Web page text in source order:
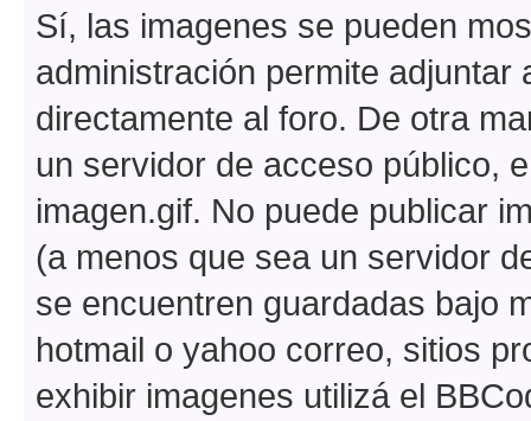
Sí, las imagenes se pueden
administración permite
directamente al foro. De otra
un servidor de acceso público,
imagen.gif. No puede publicar
(a menos que sea un servidor
se encuentren guardadas bajo
hotmail o yahoo correo, sitios
exhibir imagenes utilizá el